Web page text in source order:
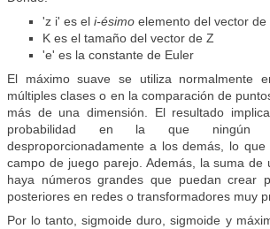
'z i' es el i-ésimo elemento del vector de
K es el tamaño del vector de Z
'e' es la constante de Euler
El máximo suave se utiliza normalmente
múltiples clases o en la comparación de
más de una dimensión. El resultado
probabilidad en la que ningún
desproporcionadamente a los demás, lo
campo de juego parejo. Además, la suma de
haya números grandes que puedan crear
posteriores en redes o transformadores muy
Por lo tanto, sigmoide duro, sigmoide y